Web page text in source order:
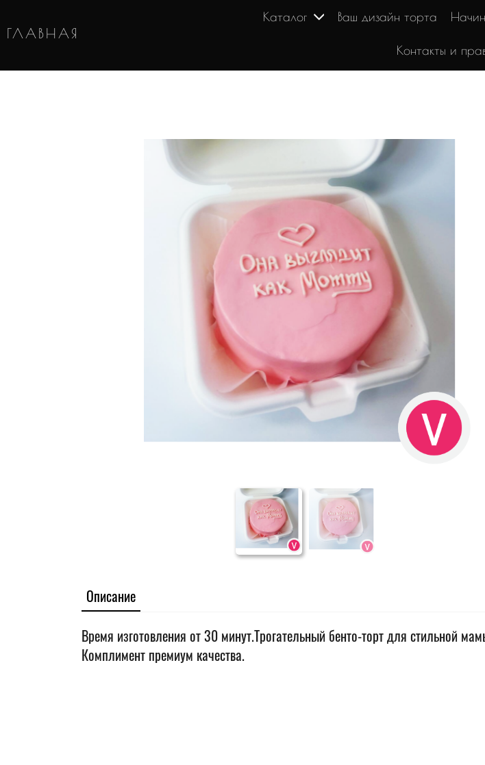
ГЛАВНАЯ
Каталог Ваш дизайн торта
Контакты и
Описание
Время изготовления от 30 минут.Трогательный бенто-торт для стильной
Комплимент премиум качества.